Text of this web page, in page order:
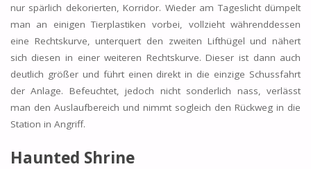
nur spärlich dekorierten, Korridor. Wieder am Tageslicht dümpelt
man an einigen Tierplastiken vorbei, vollzieht währenddessen
eine Rechtskurve, unterquert den zweiten Lifthügel und nähert
sich diesen in einer weiteren Rechtskurve. Dieser ist dann auch
deutlich größer und führt einen direkt in die einzige Schussfahrt
der Anlage. Befeuchtet, jedoch nicht sonderlich nass, verlässt
man den Auslaufbereich und nimmt sogleich den Rückweg in die
Station in Angriff.
Haunted Shrine